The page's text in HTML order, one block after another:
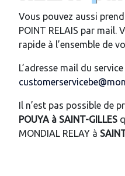
Vous pouvez aussi
POINT RELAIS par mail.
rapide à l’ensemble de
L’adresse mail du
Il n’est pas possible de
POUYA à SAINT-GILLES
MONDIAL RELAY à